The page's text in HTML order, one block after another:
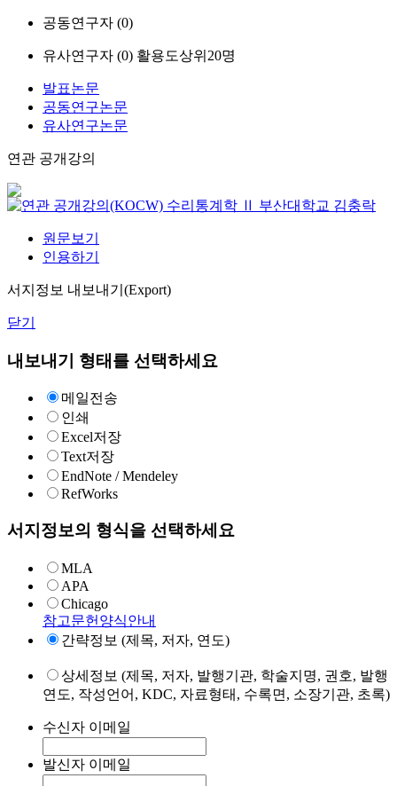
공동연구자 (0)
유사연구자 (0) 활용도상위20명
발표논문
공동연구논문
유사연구논문
연관 공개강의
수리통계학 Ⅱ 부산대학교 김충락
원문보기
인용하기
서지정보 내보내기(Export)
닫기
내보내기 형태를 선택하세요
메일전송
인쇄
Excel저장
Text저장
EndNote / Mendeley
RefWorks
서지정보의 형식을 선택하세요
MLA
APA
Chicago
참고문헌양식안내
간략정보 (제목, 저자, 연도)
상세정보 (제목, 저자, 발행기관, 학술지명, 권호, 발행
연도, 작성언어, KDC, 자료형태, 수록면, 소장기관, 초록)
수신자 이메일
발신자 이메일